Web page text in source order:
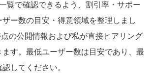
覧で確認できるよう、割引率・サポー
ザー数の目安・得意領域を整理しまし
の公開情報および私が直接ヒアリング
ます。最低ユーザー数は目安であり、最
してください。